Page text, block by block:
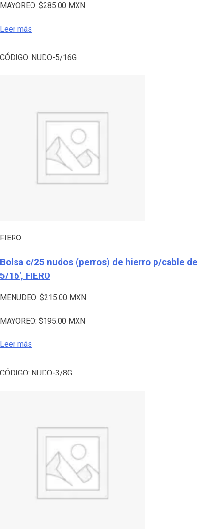
MAYOREO: $285.00 MXN
Leer más
CÓDIGO: NUDO-5/16G
FIERO
Bolsa c/25 nudos (perros) de hierro p/cable de
5/16′, FIERO
MENUDEO: $215.00 MXN
MAYOREO: $195.00 MXN
Leer más
CÓDIGO: NUDO-3/8G